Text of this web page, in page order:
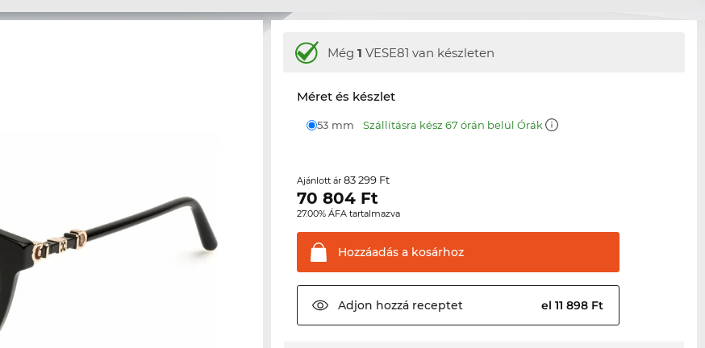
Még1 VESE81 van készleten
Méret és készlet
53 mm Szállításra kész 67 órán belül Órák
Ajánlott ár83 299 Ft
70 804 Ft
27.00% ÁFA tartalmazva
Hozzáadás a kosárhoz
Adjon hozzá receptet el 11 898 Ft